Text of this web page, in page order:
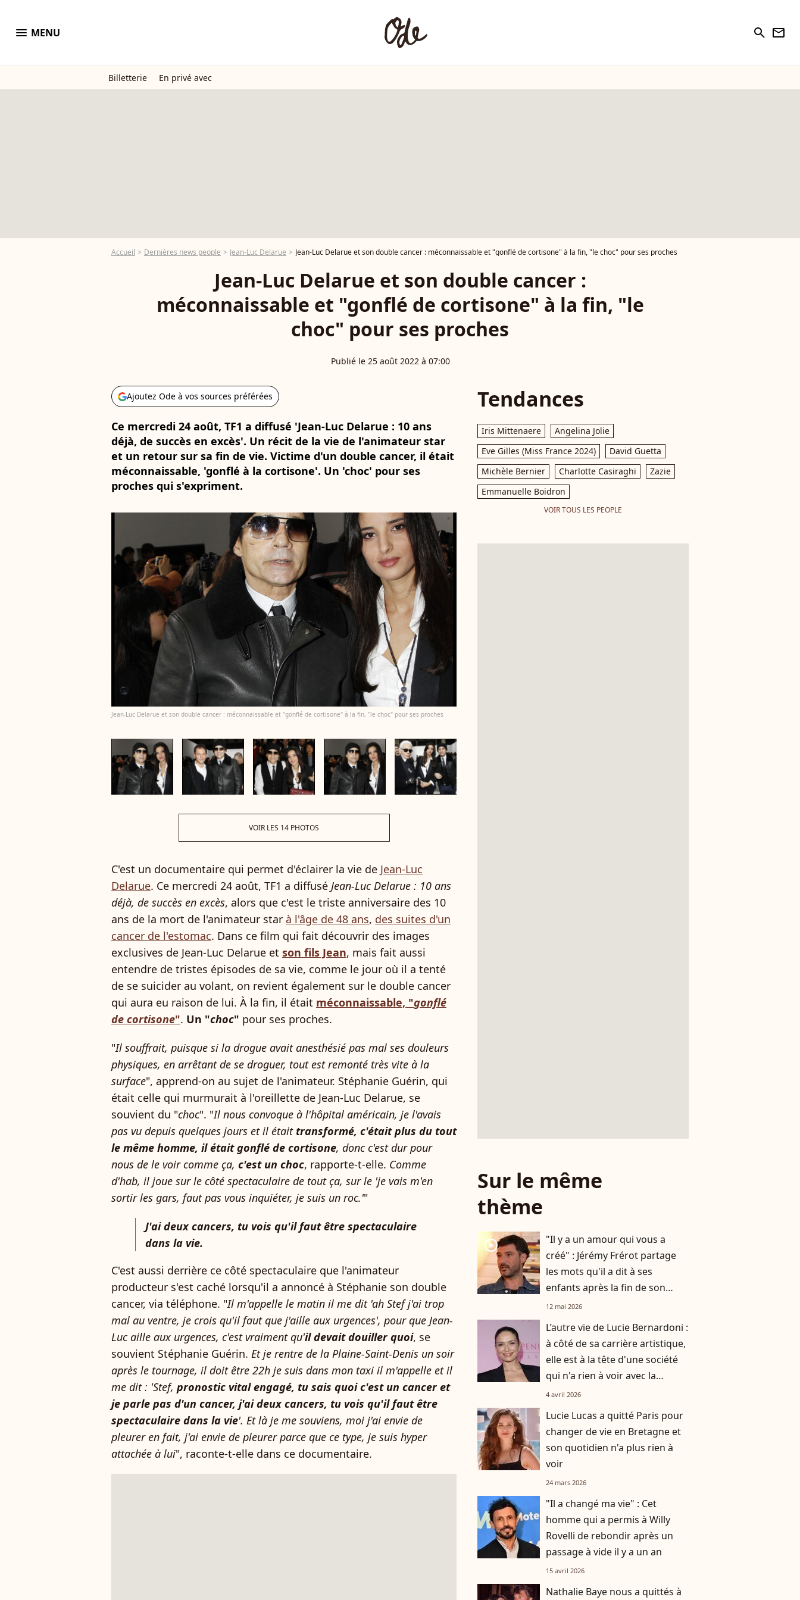
menu MENU search newsletter
Billetterie En privé avec
Accueil Dernières news people Jean-Luc Delarue Jean-Luc Delarue et son double cancer : méconnaissable et "gonflé de cortisone" à la fin, "le choc" pour ses proches
Jean-Luc Delarue et son double cancer :
méconnaissable et "gonflé de cortisone" à la fin, "le
choc" pour ses proches
Publié le 25 août 2022 à 07:00
Ajoutez Ode à vos sources préférées
Ce mercredi 24 août, TF1 a diffusé 'Jean-Luc Delarue : 10 ans
déjà, de succès en excès'. Un récit de la vie de l'animateur star
et un retour sur sa fin de vie. Victime d'un double cancer, il était
méconnaissable, 'gonflé à la cortisone'. Un 'choc' pour ses
proches qui s'expriment.
Jean-Luc Delarue et son double cancer : méconnaissable et "gonflé de cortisone" à la fin, "le choc" pour ses proches
VOIR LES 14 PHOTOS
C'est un documentaire qui permet d'éclairer la vie de Jean-Luc
Delarue. Ce mercredi 24 août, TF1 a diffusé Jean-Luc Delarue : 10 ans
déjà, de succès en excès, alors que c'est le triste anniversaire des 10
ans de la mort de l'animateur star à l'âge de 48 ans, des suites d'un
cancer de l'estomac. Dans ce film qui fait découvrir des images
exclusives de Jean-Luc Delarue et son fils Jean, mais fait aussi
entendre de tristes épisodes de sa vie, comme le jour où il a tenté
de se suicider au volant, on revient également sur le double cancer
qui aura eu raison de lui. À la fin, il était méconnaissable, "gonflé
de cortisone". Un "choc" pour ses proches.
"Il souffrait, puisque si la drogue avait anesthésié pas mal ses douleurs
physiques, en arrêtant de se droguer, tout est remonté très vite à la
surface", apprend-on au sujet de l'animateur. Stéphanie Guérin, qui
était celle qui murmurait à l'oreillette de Jean-Luc Delarue, se
souvient du "choc". "Il nous convoque à l'hôpital américain, je l'avais
pas vu depuis quelques jours et il étaittransformé, c'était plus du tout
le même homme, il était gonflé de cortisone, donc c'est dur pour
nous de le voir comme ça, c'est un choc, rapporte-t-elle. Comme
d'hab, il joue sur le côté spectaculaire de tout ça, sur le 'je vais m'en
sortir les gars, faut pas vous inquiéter, je suis un roc.'"
J'ai deux cancers, tu vois qu'il faut être spectaculaire
dans la vie.
C'est aussi derrière ce côté spectaculaire que l'animateur
producteur s'est caché lorsqu'il a annoncé à Stéphanie son double
cancer, via téléphone. "Il m'appelle le matin il me dit 'ah Stef j'ai trop
mal au ventre, je crois qu'il faut que j'aille aux urgences', pour que Jean-
Luc aille aux urgences, c'est vraiment qu'il devait douiller quoi, se
souvient Stéphanie Guérin. Et je rentre de la Plaine-Saint-Denis un soir
après le tournage, il doit être 22h je suis dans mon taxi il m'appelle et il
me dit : 'Stef, pronostic vital engagé, tu sais quoi c'est un cancer et
je parle pas d'un cancer, j'ai deux cancers, tu vois qu'il faut être
spectaculaire dans la vie'. Et là je me souviens, moi j'ai envie de
pleurer en fait, j'ai envie de pleurer parce que ce type, je suis hyper
attachée à lui", raconte-t-elle dans ce documentaire.
Tendances
Iris Mittenaere
Angelina Jolie
Eve Gilles (Miss France 2024)
David Guetta
Michèle Bernier
Charlotte Casiraghi
Zazie
Emmanuelle Boidron
VOIR TOUS LES PEOPLE
Sur le même
thème
player2
"Il y a un amour qui vous a
créé" : Jérémy Frérot partage
les mots qu'il a dit à ses
enfants après la fin de son
histoire avec leur mère Laure
12 mai 2026
L’autre vie de Lucie Bernardoni :
à côté de sa carrière artistique,
elle est à la tête d'une société
qui n'a rien à voir avec la
musique
4 avril 2026
Lucie Lucas a quitté Paris pour
changer de vie en Bretagne et
son quotidien n'a plus rien à
voir
24 mars 2026
"Il a changé ma vie" : Cet
homme qui a permis à Willy
Rovelli de rebondir après un
passage à vide il y a un an
15 avril 2026
Nathalie Baye nous a quittés à